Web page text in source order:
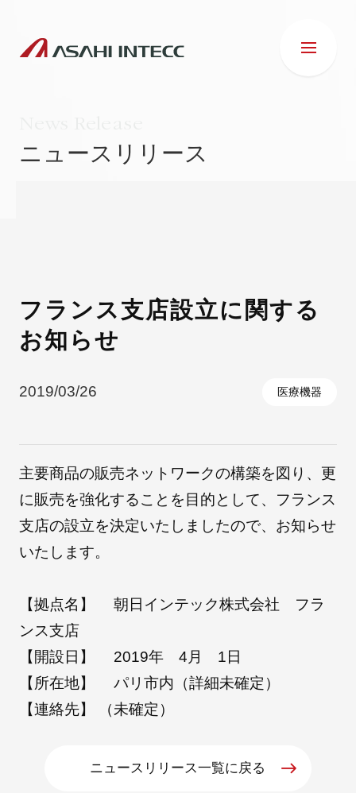
ESG
自社ブランド製品 医療機器・医療部材・産業部材
やさしくわかる病気と治療
ニュースリリース
朝日インテックとは
ニュースリリース
フランス支店設立に関する
お知らせ
2019/03/26 医療機器
主要商品の販売ネットワークの構築を図り、更
に販売を強化することを目的として、フランス
支店の設立を決定いたしましたので、お知らせ
いたします。
【拠点名】 朝日インテック株式会社 フラ
ンス支店
【開設日】 2019年 4月 1日
【所在地】 パリ市内（詳細未確定）
【連絡先】 （未確定）
ニュースリリース一覧に戻る